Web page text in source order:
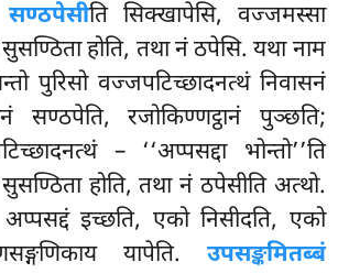
सण्ठपेसीति सिक्खापेसि, वज्जमस्सा
होति, तथा नं ठपेसि. यथा नाम
पुरिसो वज्जपटिच्छादनत्थं निवासनं
सण्ठपेति, रजोकिण्णट्ठानं पुञ्छति;
– ‘‘अप्पसद्दा भोन्तो’’ति
होति, तथा नं ठपेसीति अत्थो.
इच्छति, एको निसीदति, एको
यापेति. उपसङ्कमितब्बं